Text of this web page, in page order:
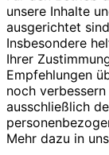
unsere Inhalte
ausgerichtet
Insbesondere
Ihrer
Empfehlungen
noch
ausschließlich
Mehr dazu in